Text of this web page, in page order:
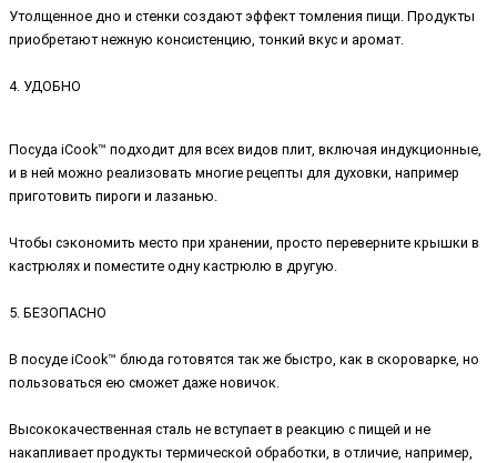
Утолщенное дно и стенки создают эффект томления пищи. Продукты
приобретают нежную консистенцию, тонкий вкус и аромат.
4. УДОБНО
Посуда iCook™ подходит для всех видов плит, включая индукционные,
и в ней можно реализовать многие рецепты для духовки, например
приготовить пироги и лазанью.
Чтобы сэкономить место при хранении, просто переверните крышки в
кастрюлях и поместите одну кастрюлю в другую.
5. БЕЗОПАСНО
В посуде iCook™ блюда готовятся так же быстро, как в скороварке, но
пользоваться ею сможет даже новичок.
Высококачественная сталь не вступает в реакцию с пищей и не
накапливает продукты термической обработки, в отличие, например,